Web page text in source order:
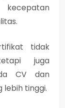
tidak
juga
CV dan
lebih tinggi.